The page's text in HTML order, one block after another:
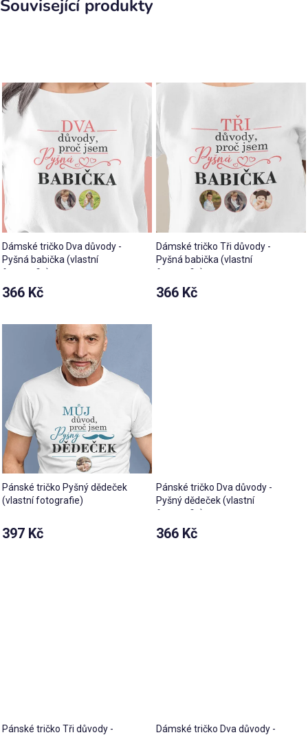
Související produkty
Dámské tričko Dva důvody -
Pyšná babička (vlastní
fotografie)
366 Kč
Dámské tričko Tři důvody -
Pyšná babička (vlastní
fotografie)
366 Kč
Pánské tričko Pyšný dědeček
(vlastní fotografie)
397 Kč
Pánské tričko Dva důvody -
Pyšný dědeček (vlastní
fotografie)
366 Kč
Pánské tričko Tři důvody -
Dámské tričko Dva důvody -